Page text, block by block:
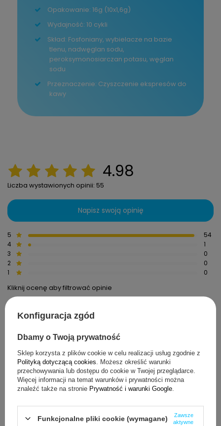
Opakowanie: 16g (10x1,6g)
Wydajność: 10 cykli
Skład: Fosfoniany, wybielacze na bazie
tlenu, nadwęglan sodu,
peroksymonosiarczan potasu, węglan
sodu
Przeznaczenie: Czyszczenie ekspresów do
kawy
4.98
Liczba wystawionych opinii: 55
Napisz swoją opinię
5
54
4
1
3
0
2
0
1
0
Kliknij ocenę aby filtrować opinie
2026-08-03
Waldemar, Jarosław
Czy opinia była pomocna?
Tak
5/5 Opinia potwierdzona zakupem
Oryginalny produkt. W dobrej cenie
Konfiguracja zgód
Dbamy o Twoją prywatność
Sklep korzysta z plików cookie w celu realizacji usług zgodnie z
Polityką dotyczącą cookies . Możesz określić warunki
przechowywania lub dostępu do cookie w Twojej przeglądarce.
Więcej informacji na temat warunków i prywatności można
znaleźć także na stronie Prywatność i warunki Google
Funkcjonalne pliki cookie (wymagane)
Zawsze
aktywne